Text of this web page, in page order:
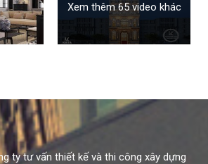
Xem thêm 65 video khác
ty tư vấn thiết kế và thi công xây dựng